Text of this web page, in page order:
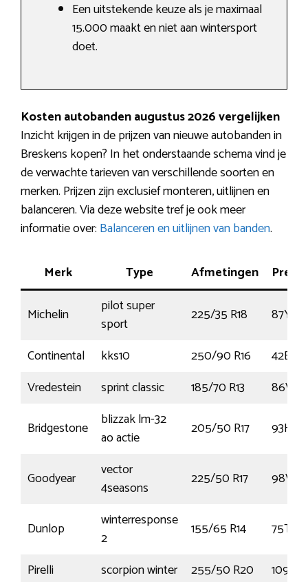
Een uitstekende keuze als je maximaal
15.000 maakt en niet aan wintersport
doet.
Kosten autobanden augustus 2026 vergelijken
Inzicht krijgen in de prijzen van nieuwe autobanden in
Breskens kopen? In het onderstaande schema vind je
de verwachte tarieven van verschillende soorten en
merken. Prijzen zijn exclusief monteren, uitlijnen en
balanceren. Via deze website tref je ook meer
informatie over: Balanceren en uitlijnen van banden.
Merk Type Afmetingen
Michelin
pilot super
sport
225/35 R18
87Y
Continental
kks10 250/90 R16
42B
Vredestein
sprint classic 185/70 R13
86V
Bridgestone
blizzak lm-32
ao actie
205/50 R17 93H
Goodyear
vector
4seasons
225/50 R17 98V
Dunlop
winterresponse
2
155/65 R14
75T
Pirelli
scorpion winter 255/50 R20
109H